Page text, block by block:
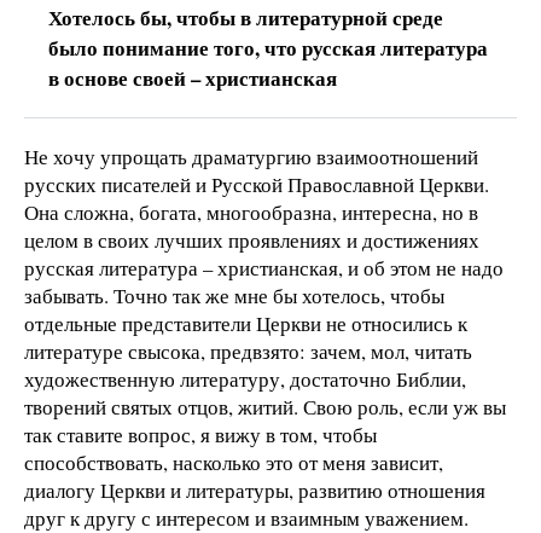
Хотелось бы, чтобы в литературной среде
было понимание того, что русская литература
в основе своей – христианская
Не хочу упрощать драматургию взаимоотношений
русских писателей и Русской Православной Церкви.
Она сложна, богата, многообразна, интересна, но в
целом в своих лучших проявлениях и достижениях
русская литература – христианская, и об этом не надо
забывать. Точно так же мне бы хотелось, чтобы
отдельные представители Церкви не относились к
литературе свысока, предвзято: зачем, мол, читать
художественную литературу, достаточно Библии,
творений святых отцов, житий. Свою роль, если уж вы
так ставите вопрос, я вижу в том, чтобы
способствовать, насколько это от меня зависит,
диалогу Церкви и литературы, развитию отношения
друг к другу с интересом и взаимным уважением.